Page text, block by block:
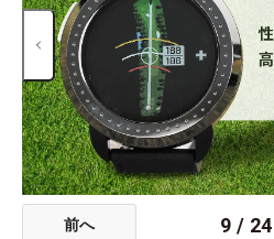
前へ 9 / 24